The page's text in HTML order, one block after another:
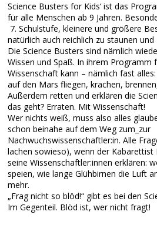
Science Busters for Kids‘ ist das
für alle Menschen ab 9 Jahren.
7. Schulstufe, kleinere und größere
natürlich auch reichlich zu staunen und
Die Science Busters sind nämlich
Wissen und Spaß. In ihrem Programm
Wissenschaft kann – nämlich fast
auf den Mars fliegen, krachen,
Außerdem retten und erklären die
das geht? Erraten. Mit Wissenschaft!
Wer nichts weiß, muss also alles
schon beinahe auf dem Weg zum_zur
Nachwuchswissenschaftler:in. Alle
lachen sowieso), wenn der
seine Wissenschaftler:innen erklären:
speien, wie lange Glühbirnen die Luft
mehr.
„Frag nicht so blöd!“ gibt es bei den
Im Gegenteil. Blöd ist, wer nicht fragt!